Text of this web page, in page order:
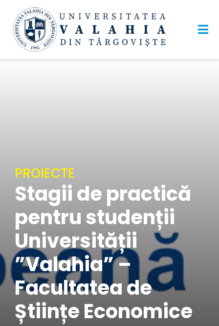
PROIECTE
Stagii de practică
pentru studenții
Universității
”Valahia” –
Facultatea de
Științe Economice